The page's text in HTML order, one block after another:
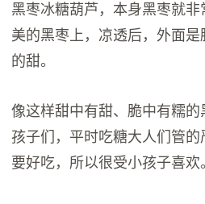
黑枣冰糖葫芦，本身黑枣就
美的黑枣上，凉透后，外面
的甜。
像这样甜中有甜、脆中有糯
孩子们，平时吃糖大人们管
要好吃，所以很受小孩子喜欢